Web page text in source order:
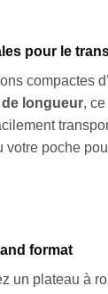
pour le
compactes
de longueur,
votre poche
format
un plateau à